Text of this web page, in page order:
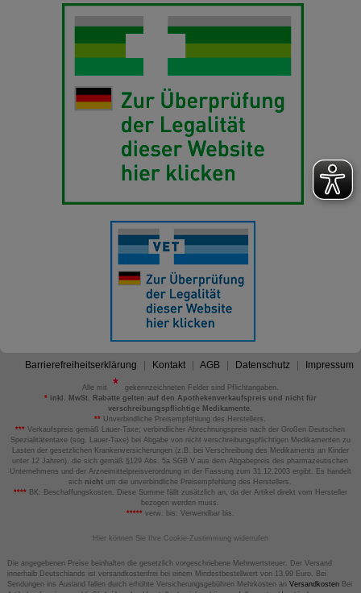
Barrierefreiheitserklärung Kontakt AGB Datenschutz Impressum
Alle mit
gekennzeichneten Felder sind Pflichtangaben.
*inkl. MwSt. Rabatte gelten auf den Apothekenverkaufspreis und nicht für
verschreibungspflichtige Medikamente.
** Unverbindliche Preisempfehlung des Herstellers.
*** Verkaufspreis gemäß Lauer-Taxe; verbindlicher Abrechnungspreis nach der Großen Deutschen
Spezialitätentaxe (sog. Lauer-Taxe) bei Abgabe von nicht verschreibungspflichtigen Medikamenten zu
Lasten der gesetzlichen Krankenversicherungen (z.B. bei Verschreibung des Medikaments an Kinder
unter 12 Jahren), die sich gemäß §129 Abs. 5a SGB V aus dem Abgabepreis des pharmazeutischen
Unternehmens und der Arzneimittelpreisverordnung in der Fassung zum 31.12.2003 ergibt. Es handelt
sich nicht um die unverbindliche Preisempfehlung des Herstellers.
****BK: Beschaffungskosten. Diese Summe fällt zusätzlich an, da der Artikel direkt vom Hersteller
bezogen werden muss.
*****verw. bis: Verwendbar bis.
Hier können Sie Ihre Cookie-Zustimmung widerrufen
Die angegebenen Preise beinhalten die gesetzlich vorgeschriebene Mehrwertsteuer. Der Versand
innerhalb Deutschlands ist versandkostenfrei bei einem Mindestbestellwert von 13,99 Euro. Bei
Sendungen ins Ausland fallen durch erhöhte Versicherungsgebühren Mehrkosten an VersandkostenBei